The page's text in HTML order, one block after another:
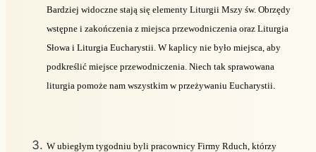
Bardziej widoczne stają się elementy Liturgii Mszy św. Obrzędy
wstępne i zakończenia z miejsca przewodniczenia oraz Liturgia
Słowa i Liturgia Eucharystii. W kaplicy nie było miejsca, aby
podkreślić miejsce przewodniczenia. Niech tak sprawowana
liturgia pomoże nam wszystkim w przeżywaniu Eucharystii.
W ubiegłym tygodniu byli pracownicy Firmy Rduch, którzy